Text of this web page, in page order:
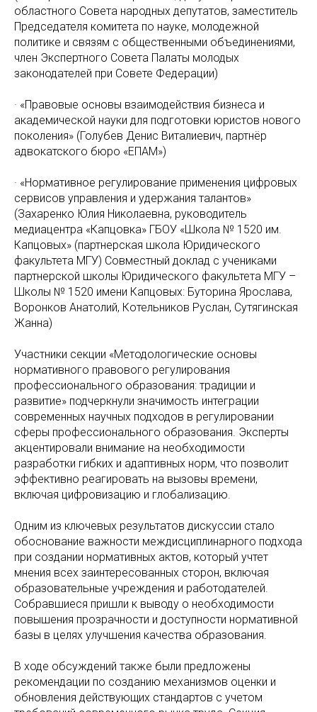
областного Совета народных депутатов, заместитель
Председателя комитета по науке, молодежной
политике и связям с общественными объединениями,
член Экспертного Совета Палаты молодых
законодателей при Cовете Федерации)
· «Правовые основы взаимодействия бизнеса и
академической науки для подготовки юристов нового
поколения» (Голубев Денис Виталиевич, партнёр
адвокатского бюро «ЕПAМ»)
· «Нормативное регулирование применения цифровых
сервисов управления и удержания талантов»
(Захаренко Юлия Николаевна, руководитель
медиацентра «Капцовка» ГБOУ «Школа № 1520 им.
Капцовых» (партнерская школа Юридического
факультета МГУ) Совместный доклад с учениками
партнерской школы Юридического факультета МГУ –
Школы № 1520 имени Капцовых: Буторина Ярослава,
Воронков Aнатолий, Котельников Pуслан, Cутягинская
Жанна)
Участники секции «Методологические основы
нормативного правового регулирования
профессионального образования: традиции и
развитие» подчеркнули значимость интеграции
современных научных подходов в регулировании
сферы профессионального образования. Эксперты
акцентировали внимание на необходимости
разработки гибких и адаптивных норм, что позволит
эффективно реагировать на вызовы времени,
включая цифровизацию и глобализацию.
Одним из ключевых результатов дискуссии стало
обоснование важности междисциплинарного подхода
при создании нормативных актов, который учтет
мнения всех заинтересованных сторон, включая
образовательные учреждения и работодателей.
Собравшиеся пришли к выводу о необходимости
повышения прозрачности и доступности нормативной
базы в целях улучшения качества образования.
В ходе обсуждений также были предложены
рекомендации по созданию механизмов оценки и
обновления действующих стандартов с учетом